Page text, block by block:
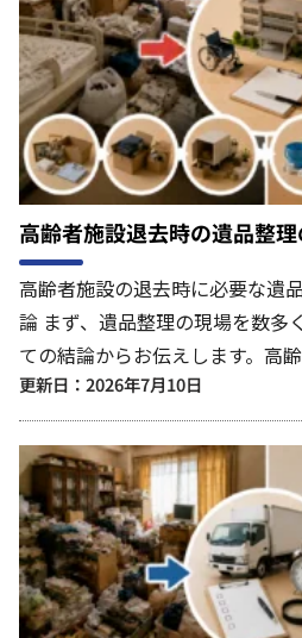
高齢者施設退去時の遺品整
高齢者施設の退去時に必要な遺
論 まず、遺品整理の現場を数多
ての結論からお伝えします。高
更新日：2026年7月10日